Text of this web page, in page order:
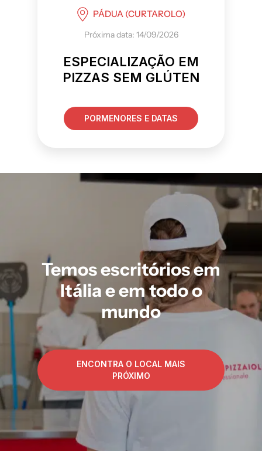
PÁDUA (CURTAROLO)
Próxima data: 14/09/2026
ESPECIALIZAÇÃO EM
PIZZAS SEM GLÚTEN
PORMENORES E DATAS
Temosescritóriosem
Itáliaeemtodoo
mundo
ENCONTRA O LOCAL MAIS
PRÓXIMO